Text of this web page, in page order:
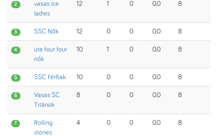
2
vasas ice
ladies
12 1 0 0.0 8
3 SSC Nők 12 0 0 0.0 8
4
ute four four
nők
10 1 0 0.0 8
5 SSC Férfiak 10 0 0 0.0 8
6
Vasas SC
Titánok
8 0 0 0.0 8
7
Rolling
stones
4 0 0 0.0 8